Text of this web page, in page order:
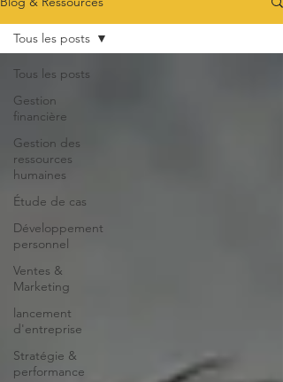
Tous les posts
Gestion
financière
Gestion des
ressources
humaines
Étude de cas
Développement
personnel
Ventes &
Marketing
lancement
d'entreprise
Stratégie &
performance
Tous les posts